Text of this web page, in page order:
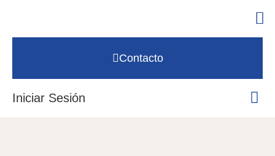
Contacto
Iniciar Sesión